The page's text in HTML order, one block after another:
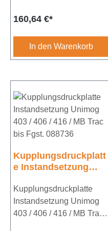
441 / 442Bohrung
Regulärer Preis:
160,64 €*
In den Warenkorb
Kupplungsdruckplatt
e Instandsetzung
416 / MB Trac bis
Fgst. 088736
Kupplungsdruckplatte
Instandsetzung Unimog
403 / 406 / 416 / MB Trac